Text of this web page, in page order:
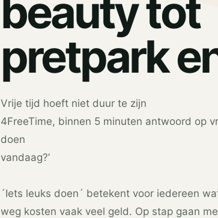
beauty tot
pretpark
Vrije tijd hoeft niet duur te zijn
4FreeTime, binnen 5 minuten antwoord op
doen
vandaag?’
´Iets leuks doen´ betekent voor iedereen
weg kosten vaak veel geld. Op stap gaan